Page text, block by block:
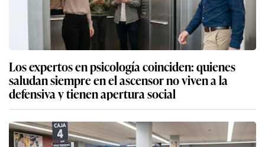
Los expertos en psicología coinciden: quienes
saludan siempre en el ascensor no viven a la
defensiva y tienen apertura social